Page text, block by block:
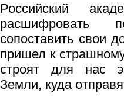
Российский
расшифровать
сопоставить свои
пришел к
строят для нас
Земли, куда